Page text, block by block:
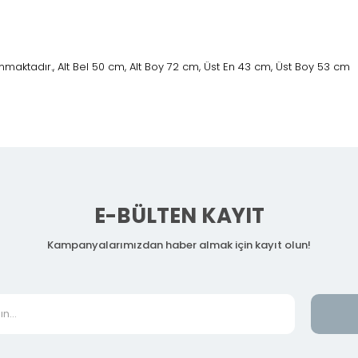
Alt Bel 50 cm, Alt Boy 72 cm, Üst En 43 cm, Üst Boy 53 cm
E-BÜLTEN KAYIT
Kampanyalarımızdan haber almak için kayıt olun!